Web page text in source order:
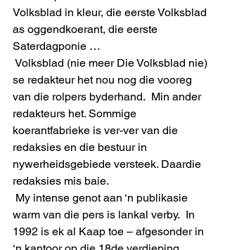
Volksblad in kleur, die eerste Volksblad
as oggendkoerant, die eerste
Saterdagponie …
Volksblad (nie meer Die Volksblad nie)
se redakteur het nou nog die vooreg
van die rolpers byderhand.  Min ander
redakteurs het. Sommige
koerantfabrieke is ver-ver van die
redaksies en die bestuur in
nywerheidsgebiede versteek. Daardie
redaksies mis baie.
My intense genot aan ‘n publikasie
warm van die pers is lankal verby.  In
1992 is ek al Kaap toe – afgesonder in